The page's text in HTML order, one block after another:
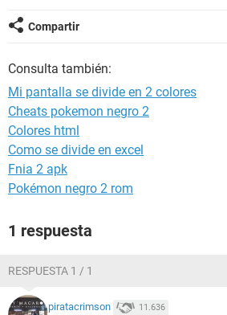
Compartir
Consulta también:
Mi pantalla se divide en 2 colores
Cheats pokemon negro 2
Colores html
Como se divide en excel
Fnia 2 apk
Pokémon negro 2 rom
1 respuesta
RESPUESTA 1 / 1
piratacrimson 11.636